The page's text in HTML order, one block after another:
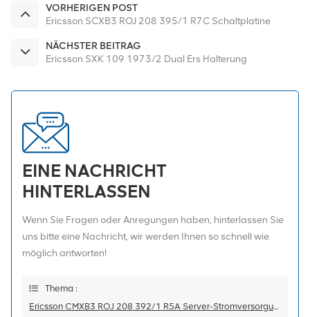
VORHERIGEN POST
Ericsson SCXB3 ROJ 208 395/1 R7C Schaltplatine
NÄCHSTER BEITRAG
Ericsson SXK 109 1973/2 Dual Ers Halterung
EINE NACHRICHT
HINTERLASSEN
Wenn Sie Fragen oder Anregungen haben, hinterlassen Sie
uns bitte eine Nachricht, wir werden Ihnen so schnell wie
möglich antworten!
Thema :
Ericsson CMXB3 ROJ 208 392/1 R5A Server-Stromversorgungsmodul